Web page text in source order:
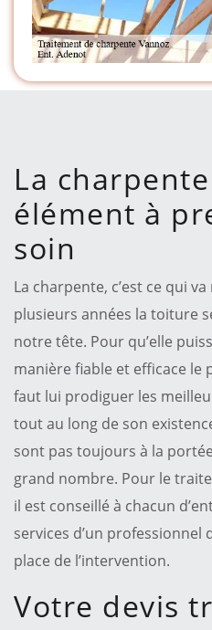
La
élément à
soin
La charpente, c’est ce qui
plusieurs années la toiture
notre tête. Pour qu’elle
manière fiable et efficace le
faut lui prodiguer les
tout au long de son
sont pas toujours à la
grand nombre. Pour le
il est conseillé à chacun
services d’un professionnel
place de l’intervention.
Votre devis